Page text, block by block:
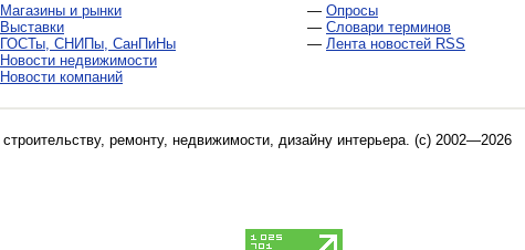
Магазины и рынки
Выставки
ГОСТы, СНИПы, СанПиНы
Новости недвижимости
Новости компаний
— Опросы
— Словари терминов
— Лента новостей RSS
строительству, ремонту, недвижимости, дизайну интерьера . (c) 2002—2026